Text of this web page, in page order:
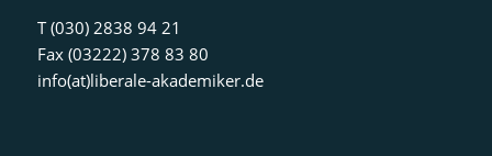
T (030) 2838 94 21
Fax (03222) 378 83 80
info(at)liberale-akademiker.de